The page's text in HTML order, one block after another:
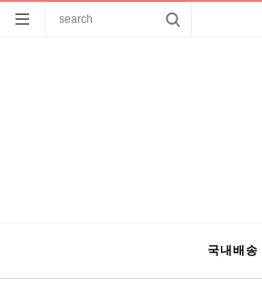
국내배송